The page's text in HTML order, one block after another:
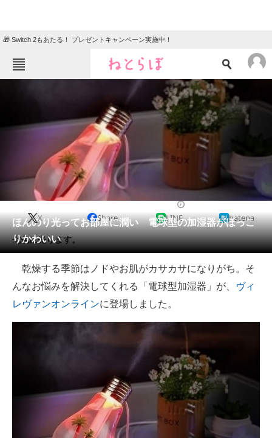
🎁 Switch 2もあたる！ プレゼントキャンペーン実施中！
ニュース
エンタメ
会員記事
メディア
注目記事を集めた総合ページ
ITの今と未来を見通す
スマホと通信の最新トレンド
好きが集まる 比べて選べる
ビジネスと働き方のヒント
AI活用のいまが分かる
ほんのり光ってお部屋に潤い 電球型の加湿器がほっこ
りかわいい
X Share LINE hatena
七色に光ります。
乾燥する季節はノドやお肌がカサカサになりがち。そ
んなお悩みを解決してくれる「電球型加湿器」が、
ヴィ
レヴァンオンラインに登場しました。